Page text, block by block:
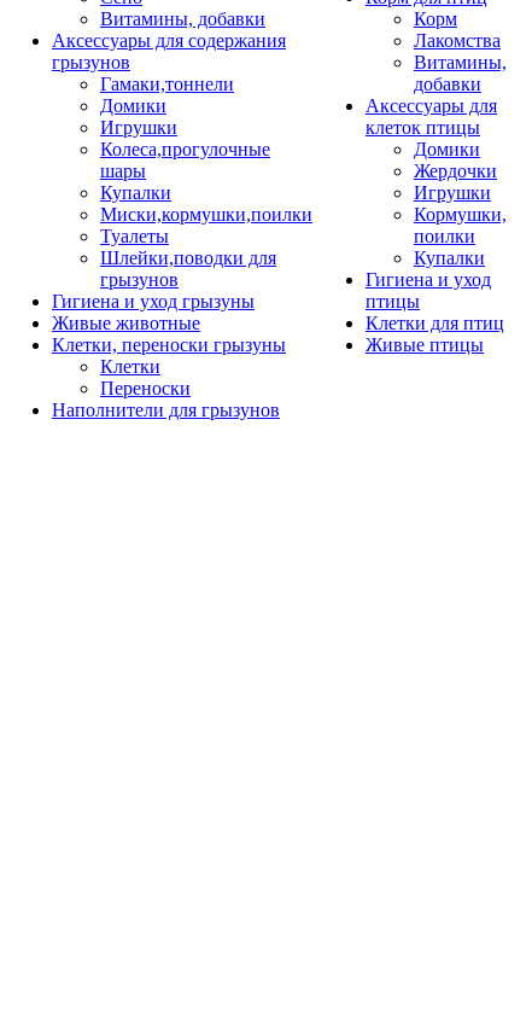
Витамины, добавки
Аксессуары для содержания
грызунов
Гамаки,тоннели
Домики
Игрушки
Колеса,прогулочные
шары
Купалки
Миски,кормушки,поилки
Туалеты
Шлейки,поводки для
грызунов
Гигиена и уход грызуны
Живые животные
Клетки, переноски грызуны
Клетки
Переноски
Наполнители для грызунов
Корм
Лакомства
Витамины,
добавки
Аксессуары для
клеток птицы
Домики
Жердочки
Игрушки
Кормушки,
поилки
Купалки
Гигиена и уход
птицы
Клетки для птиц
Живые птицы